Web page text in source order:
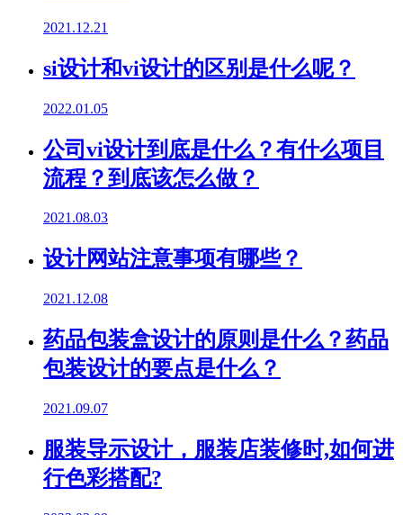
2021.12.21
si设计和vi设计的区别是什么呢？
2022.01.05
公司vi设计到底是什么？有什么项目
流程？到底该怎么做？
2021.08.03
设计网站注意事项有哪些？
2021.12.08
药品包装盒设计的原则是什么？药品
包装设计的要点是什么？
2021.09.07
服装导示设计，服装店装修时,如何进
行色彩搭配?